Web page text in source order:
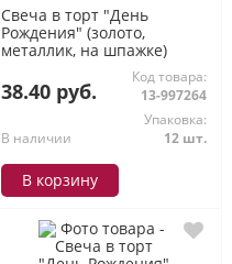
Свеча в торт "День
Рождения" (золото,
металлик, на шпажке)
цифра "7" 72645, (Yiwu
Yibotong Trade Co., Ltd)
38.40 руб.
Код товара:
13-997264
В наличии
Упаковка:
12 шт.
В корзину